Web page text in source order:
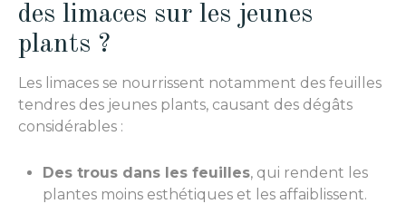
des limaces sur les jeunes
plants ?
Les limaces se nourrissent notamment des feuilles
tendres des jeunes plants, causant des dégâts
considérables :
Des trous dans les feuilles, qui rendent les
plantes moins esthétiques et les affaiblissent.